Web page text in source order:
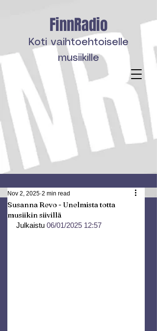
FinnRadio
Koti vaihtoehtoiselle
musiikille
Susanna Revo - Unelmista totta
musiikin siivillä
Nov 2, 2025 2 min read
Julkaistu 06/01/2025 12:57